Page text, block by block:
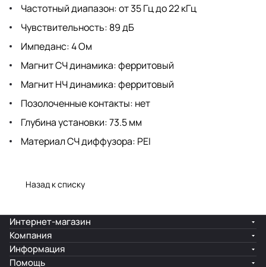
Частотный диапазон: от 35 Гц до 22 кГц
Чувствительность: 89 дБ
Импеданс: 4 Ом
Магнит СЧ динамика: ферритовый
Магнит НЧ динамика: ферритовый
Позолоченные контакты: нет
Глубина установки: 73.5 мм
Материал СЧ диффузора: PEI
Назад к списку
Интернет-магазин
Компания
Информация
Помощь